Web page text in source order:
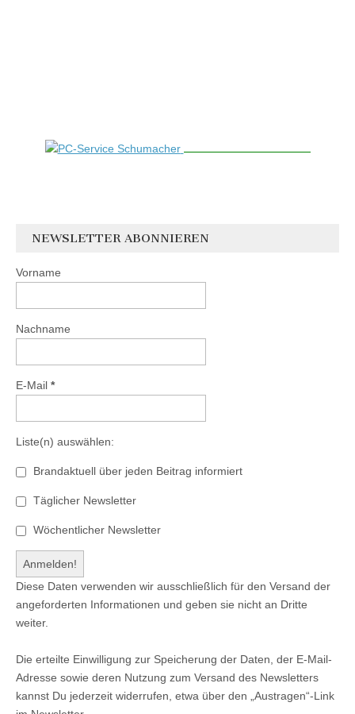
NEWSLETTER ABONNIEREN
Vorname
Nachname
E-Mail *
Liste(n) auswählen:
Brandaktuell über jeden Beitrag informiert
Täglicher Newsletter
Wöchentlicher Newsletter
Diese Daten verwenden wir ausschließlich für den Versand der
angeforderten Informationen und geben sie nicht an Dritte
weiter.
Die erteilte Einwilligung zur Speicherung der Daten, der E-Mail-
Adresse sowie deren Nutzung zum Versand des Newsletters
kannst Du jederzeit widerrufen, etwa über den „Austragen“-Link